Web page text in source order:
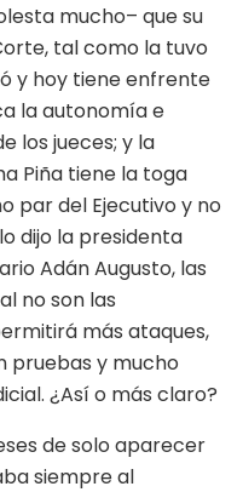
mucho– que su
tal como la tuvo
y hoy tiene enfrente
la autonomía e
los jueces; y la
Piña tiene la toga
par del Ejecutivo y no
dijo la presidenta
Adán Augusto, las
no son las
más ataques,
pruebas y mucho
¿Así o más claro?
de solo aparecer
siempre al